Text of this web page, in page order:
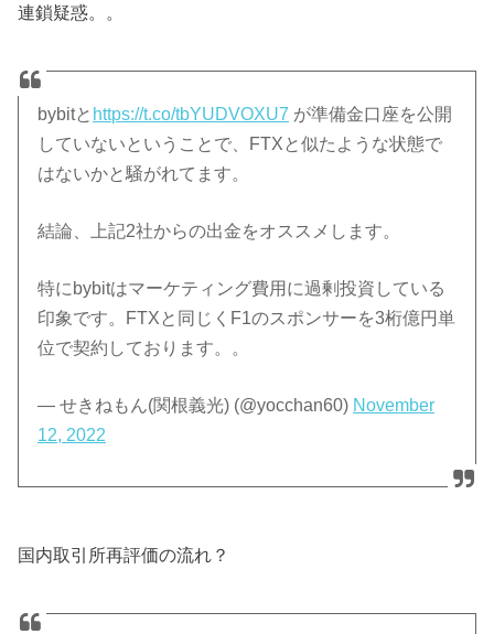
連鎖疑惑。。
bybitと https://t.co/tbYUDVOXU7 が準備金口座を公開
していないということで、FTXと似たような状態で
はないかと騒がれてます。
結論、上記2社からの出金をオススメします。
特にbybitはマーケティング費用に過剰投資している
印象です。FTXと同じくF1のスポンサーを3桁億円単
位で契約しております。。
— せきねもん(関根義光) (@yocchan60) November
12, 2022
国内取引所再評価の流れ？